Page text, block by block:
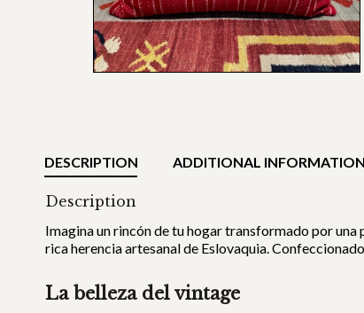
DESCRIPTION ADDITIONAL INFORMATION
Description
Imagina un rincón de tu hogar transformado por
rica herencia artesanal de Eslovaquia.
La belleza del vintage